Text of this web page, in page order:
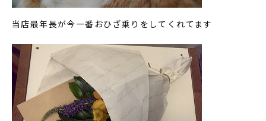
当店最年長が今一番おひざ乗りをしてくれてます